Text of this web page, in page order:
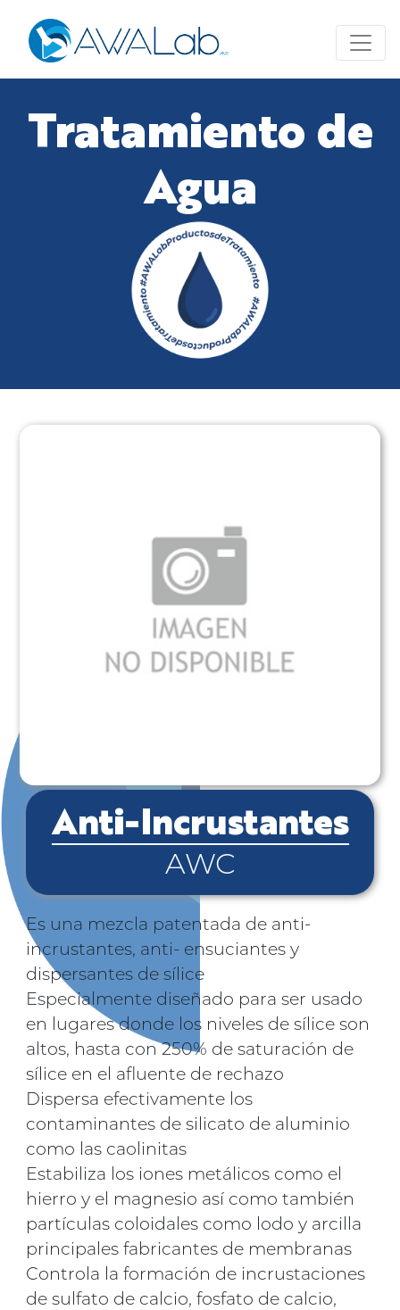
Tratamiento de
Agua
Anti-Incrustantes
AWC
Es una mezcla patentada de anti-
incrustantes, anti- ensuciantes y
dispersantes de sílice
Especialmente diseñado para ser usado
en lugares donde los niveles de sílice son
altos, hasta con 250% de saturación de
sílice en el afluente de rechazo
Dispersa efectivamente los
contaminantes de silicato de aluminio
como las caolinitas
Estabiliza los iones metálicos como el
hierro y el magnesio así como también
partículas coloidales como lodo y arcilla
principales fabricantes de membranas
Controla la formación de incrustaciones
de sulfato de calcio, fosfato de calcio,